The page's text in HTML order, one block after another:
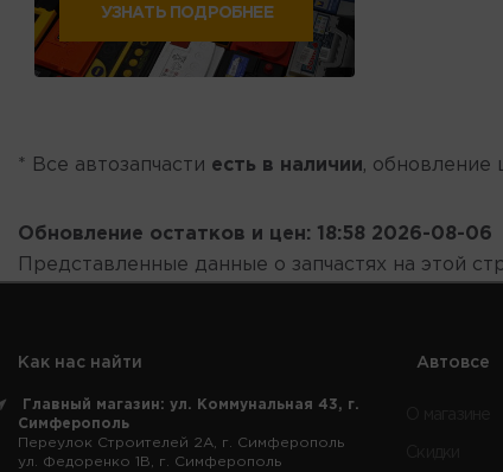
УЗНАТЬ ПОДРОБНЕЕ
* Все автозапчасти есть в наличии, обновление
Обновление остатков и цен: 18:58 2026-08-06
Представленные данные о запчастях на этой
Как нас найти
Главный магазин: ул. Коммунальная 43, г.
Симферополь
Переулок Строителей 2А, г. Симферополь
ул. Федоренко 1В, г. Симферополь
Автовсе